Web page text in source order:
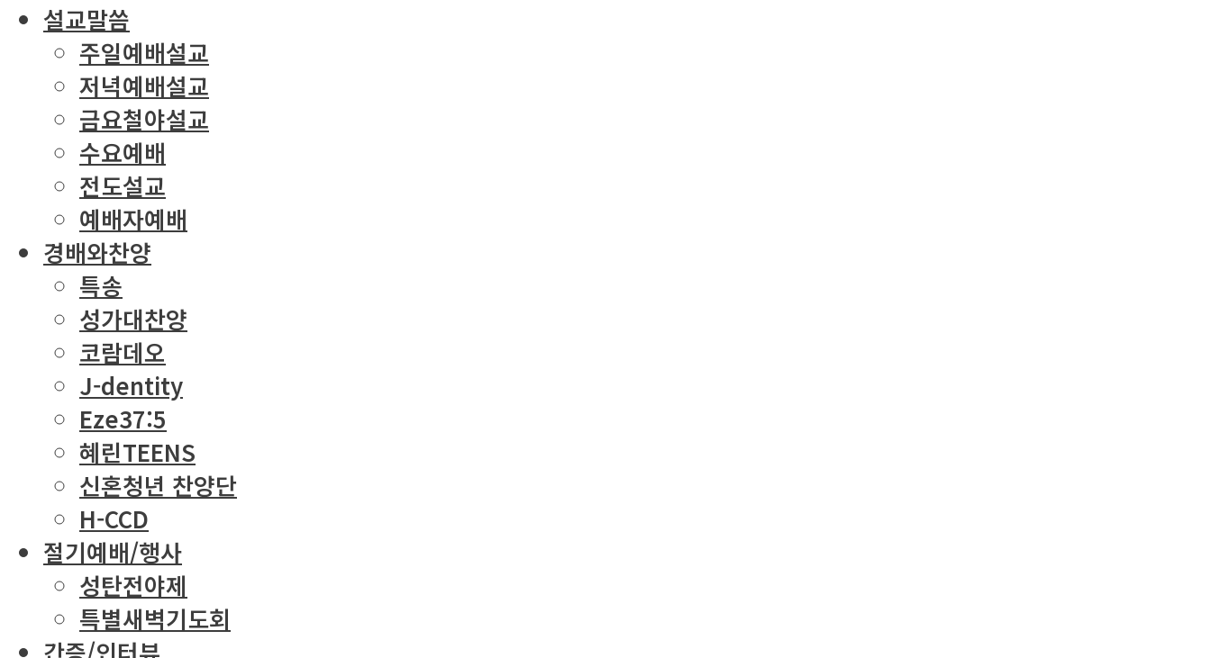
설교말씀
주일예배설교
저녁예배설교
금요철야설교
수요예배
전도설교
예배자예배
경배와찬양
특송
성가대찬양
코람데오
J-dentity
Eze37:5
혜린TEENS
신혼청년 찬양단
H-CCD
절기예배/행사
성탄전야제
특별새벽기도회
간증/인터뷰